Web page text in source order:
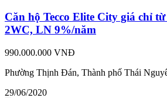
Căn hộ Tecco Elite City giá chỉ
2WC, LN 9%/năm
990.000.000 VNĐ
Phường Thịnh Đán, Thành phố Thái
29/06/2020